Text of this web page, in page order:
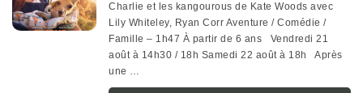
Charlie et les kangourous de Kate Woods avec
Lily Whiteley, Ryan Corr Aventure / Comédie /
Famille – 1h47 À partir de 6 ans Vendredi 21
août à 14h30 / 18h Samedi 22 août à 18h Après
une …